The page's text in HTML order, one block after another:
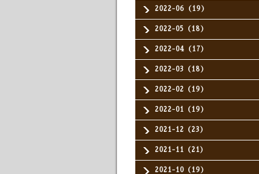
2022-06（19）
2022-05（18）
2022-04（17）
2022-03（18）
2022-02（19）
2022-01（19）
2021-12（23）
2021-11（21）
2021-10（19）